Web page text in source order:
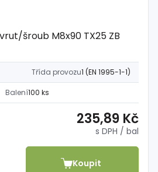
šroub M8x90 TX25 ZB
Třída provozu1 (EN 1995-1-1)
Balení100 ks
235,89 Kč
s DPH / bal
Koupit